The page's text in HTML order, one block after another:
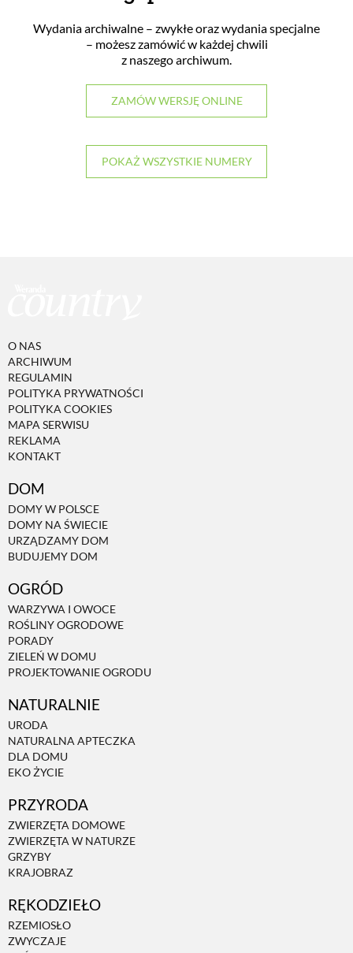
Wydania archiwalne – zwykłe oraz wydania specjalne
– możesz zamówić w każdej chwili
z naszego archiwum.
ZAMÓW WERSJĘ ONLINE
POKAŻ WSZYSTKIE NUMERY
O NAS
ARCHIWUM
REGULAMIN
POLITYKA PRYWATNOŚCI
POLITYKA COOKIES
MAPA SERWISU
REKLAMA
KONTAKT
DOM
DOMY W POLSCE
DOMY NA ŚWIECIE
URZĄDZAMY DOM
BUDUJEMY DOM
OGRÓD
WARZYWA I OWOCE
ROŚLINY OGRODOWE
PORADY
ZIELEŃ W DOMU
PROJEKTOWANIE OGRODU
NATURALNIE
URODA
NATURALNA APTECZKA
DLA DOMU
EKO ŻYCIE
PRZYRODA
ZWIERZĘTA DOMOWE
ZWIERZĘTA W NATURZE
GRZYBY
KRAJOBRAZ
RĘKODZIEŁO
RZEMIOSŁO
ZWYCZAJE